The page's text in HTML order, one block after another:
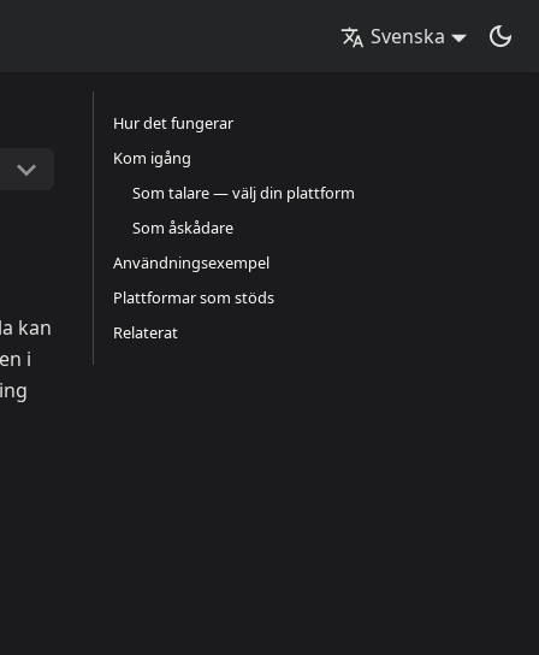
Svenska
kan
i
Hur det fungerar
Kom igång
Som talare — välj din plattform
Som åskådare
Användningsexempel
Plattformar som stöds
Relaterat